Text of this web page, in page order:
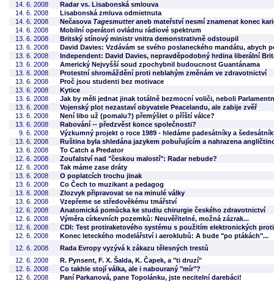
14. 6. 2008
Radar vs. Lisabonská smlouva
14. 6. 2008
Lisabonská zmluva odmietnuta
14. 6. 2008
Nečasova Tagesmutteraneb mateřství nesmí znamenat konec
14. 6. 2008
Mobilní operátori ovládnu rádiové spektrum
13. 6. 2008
Britský stínový ministr vnitra demonstrativně odstoupil
13. 6. 2008
David Davies: Vzdávám se svého poslaneckého mandátu, abych
13. 6. 2008
Independent: David Davies, nepravděpodobný hrdina liberální
13. 6. 2008
Americký Nejvyšší soud zpochybnil budoucnost Guantánama
13. 6. 2008
Protestní shromáždění proti neblahým změnám ve zdravotnictví
13. 6. 2008
Proč jsou studenti bez motivace
13. 6. 2008
Kytice
13. 6. 2008
Jak by měli jednat jinak totálně bezmocní voliči, neboli
13. 6. 2008
Vojenský plot nezastaví obyvatele Peacelandu, ale zabije zvěř
13. 6. 2008
Není libo už (pomalu?) přemýšlet o příští válce?
13. 6. 2008
Rabování -- předzvěst konce společnosti?
9. 6. 2008
Výzkumný projekt o roce 1989 - hledáme padesátníky a
13. 6. 2008
Ruština byla shledána jazykem pobuřujícím a nahrazena
13. 6. 2008
To Catch a Predator
12. 6. 2008
Zoufalství nad "českou malostí": Radar nebude?
12. 6. 2008
Tak máme zase dráty
13. 6. 2008
O poplatcích trochu jinak
13. 6. 2008
Co Čech to muzikant a pedagog
13. 6. 2008
Zlozvyk připravovat se na minulé války
13. 6. 2008
Vzepřeme se středověkému tmářství
12. 6. 2008
Anatomická pomůcka ke studiu chirurgie českého zdravotnictví
12. 6. 2008
Výměra církevních pozemků: Neuvěřitelné, možná zázrak...
12. 6. 2008
CDI: Test protiraketového systému s použitím elektronických
12. 6. 2008
Konec leteckého modelářství i aeroklubů: A bude "po ptákách"...
12. 6. 2008
Rada Evropy vyzývá k zákazu tělesných trestů
12. 6. 2008
R. Pynsent, F. X. Šalda, K. Čapek, a "ti druzí"
12. 6. 2008
Co takhle stojí válka, ale i nabouraný "mír"?
12. 6. 2008
Paní Parkanová, pane Topolánku, jste necitelní darebáci!